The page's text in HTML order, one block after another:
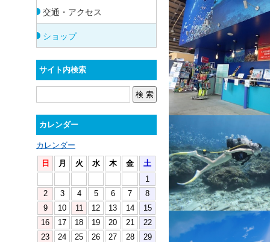
交通・アクセス
ショップ
サイト内検索
カレンダー
カレンダー
日
月 火 水 木 金
土
1
2
3 4 5 6 7
8
9
10 11 12 13 14
15
16
17 18 19 20 21
22
23
24 25 26 27 28
29